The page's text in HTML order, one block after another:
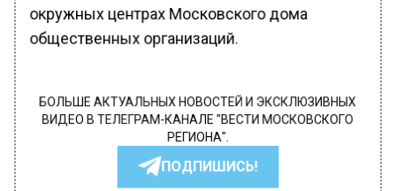
окружных центрах Московского дома
общественных организаций.
БОЛЬШЕ АКТУАЛЬНЫХ НОВОСТЕЙ И ЭКСКЛЮЗИВНЫХ
ВИДЕО В ТЕЛЕГРАМ-КАНАЛЕ "ВЕСТИ МОСКОВСКОГО
РЕГИОНА".
ПОДПИШИСЬ!